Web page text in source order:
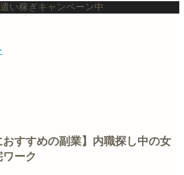
い稼ぎキャンペーン中
おすすめの副業】内職探し中の女
ーク